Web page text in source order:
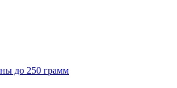
до 250 грамм